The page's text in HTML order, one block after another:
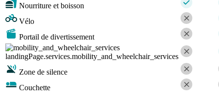
Nourriture et boisson
Vélo
Portail de divertissement
landingPage.services.mobility_and_wheelchair_services
Zone de silence
Couchette